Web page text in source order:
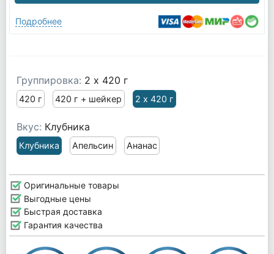
Подробнее
Группировка: 2 х 420 г
420 г 420 г + шейкер 2 х 420 г
Вкус: Клубника
Клубника Апельсин Ананас
Оригинальные товары
Выгодные цены
Быстрая доставка
Гарантия качества